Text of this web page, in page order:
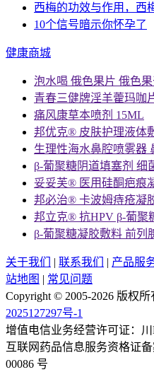
西梅的功效与作用，西
10个信号暗示你怀孕了
健康商城
泡水喝 俄色果片 俄色
青春三健牌淫羊藿玛咖
痛风康草本喷剂 15ML
邦优克® 皮肤护理液体
生理性海水鼻腔喷雾器
β-葡聚糖阴道填塞剂 细
妥妥芙® 医用硅酮疤痕
邦必治® 卡波姆痔疮凝
邦立克® 抗HPV β-葡聚
β-葡聚糖凝胶敷料 前列
关于我们 | 联系我们 | 产品服
站地图 | 常见问题
Copyright © 2005-2026 版权所
2025127297号-1
增值电信业务经营许可证：川
互联网药品信息服务资格证备
00086 号